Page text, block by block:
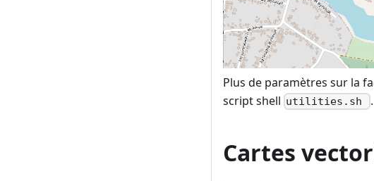
Plus de paramètres sur la
script shell utilities.sh .
Cartes